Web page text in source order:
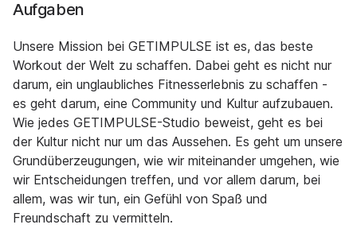
Aufgaben
Unsere Mission bei GETIMPULSE ist es, das beste
Workout der Welt zu schaffen. Dabei geht es nicht nur
darum, ein unglaubliches Fitnesserlebnis zu schaffen -
es geht darum, eine Community und Kultur aufzubauen.
Wie jedes GETIMPULSE-Studio beweist, geht es bei
der Kultur nicht nur um das Aussehen. Es geht um unsere
Grundüberzeugungen, wie wir miteinander umgehen, wie
wir Entscheidungen treffen, und vor allem darum, bei
allem, was wir tun, ein Gefühl von Spaß und
Freundschaft zu vermitteln.